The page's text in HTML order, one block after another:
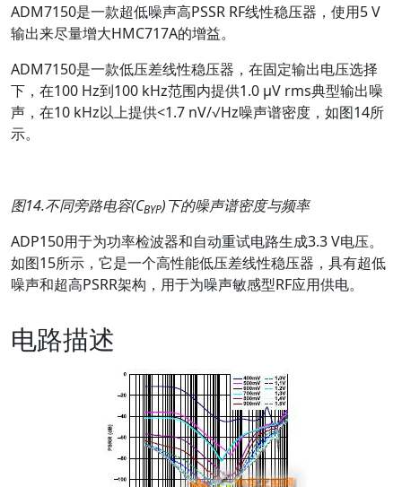
ADM7150是一款超低噪声高PSSR RF线性稳压器，使用5 V
输出来尽量增大HMC717A的增益。
ADM7150是一款低压差线性稳压器，在固定输出电压选择
下，在100 Hz到100 kHz范围内提供1.0 µV rms典型输出噪
声，在10 kHz以上提供<1.7 nV/√Hz噪声谱密度，如图14所
示。
图14.不同旁路电容(CBYP)下的噪声谱密度与频率
ADP150用于为功率检波器和自动重试电路生成3.3 V电压。
如图15所示，它是一个高性能低压差线性稳压器，具有超低
噪声和超高PSRR架构，用于为噪声敏感型RF应用供电。
电路描述